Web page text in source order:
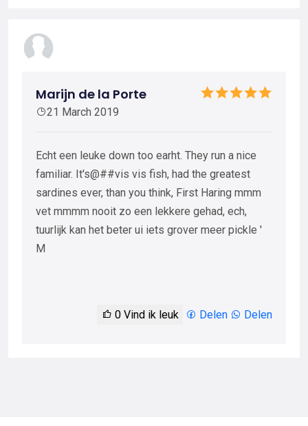
Marijn de la Porte
21 March 2019
Echt een leuke down too earht. They run a nice
familiar. It's@##vis vis fish, had the greatest
sardines ever, than you think, First Haring mmm
vet mmmm nooit zo een lekkere gehad, ech,
tuurlijk kan het beter ui iets grover meer pickle '
M
0 Vind ik leuk Delen Delen